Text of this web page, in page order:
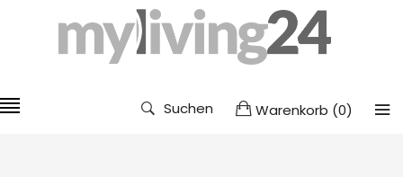
Suchen Warenkorb (0)